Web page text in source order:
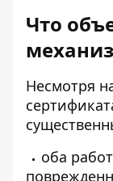
Что
Несмотря
оба